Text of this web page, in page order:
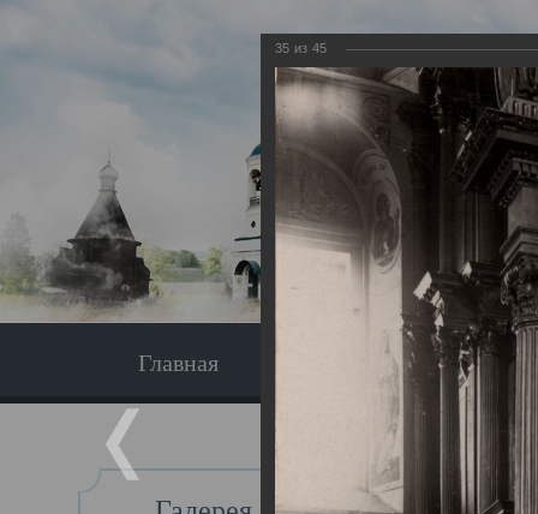
Главная Экскурсия
Главная
35 из 45